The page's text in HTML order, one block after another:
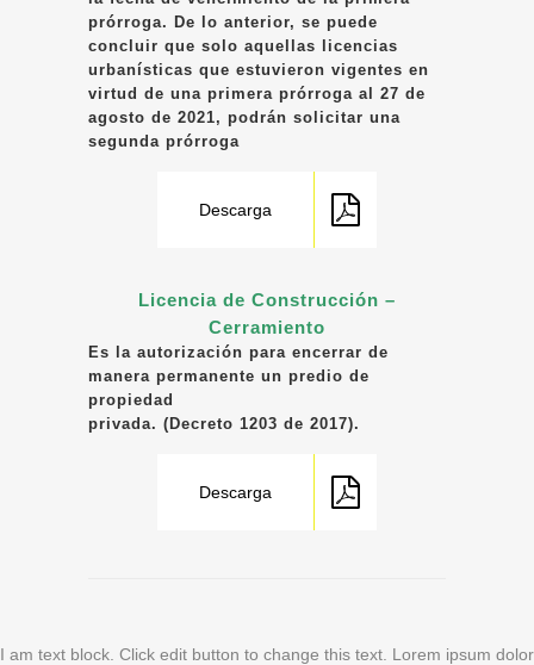
prórroga. De lo anterior, se puede
concluir que solo aquellas licencias
urbanísticas que estuvieron vigentes en
virtud de una primera prórroga al 27 de
agosto de 2021, podrán solicitar una
segunda prórroga
Descarga
Licencia de Construcción –
Cerramiento
Es la autorización para encerrar de
manera permanente un predio de
propiedad
privada. (Decreto 1203 de 2017).
Descarga
I am text block. Click edit button to change this text. Lorem ipsum dolor